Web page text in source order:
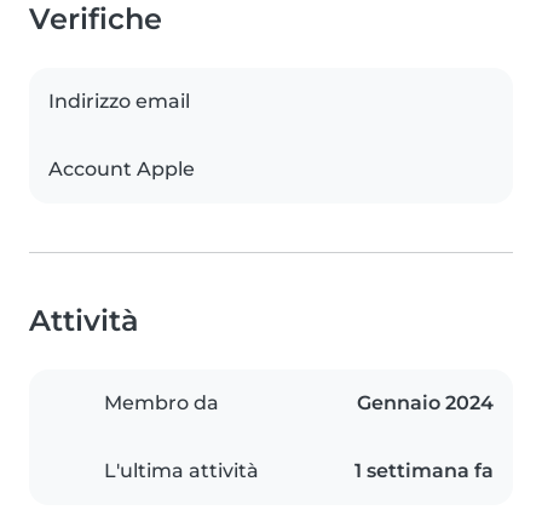
Verifiche
Indirizzo email
Account Apple
Attività
Membro da Gennaio 2024
L'ultima attività 1 settimana fa